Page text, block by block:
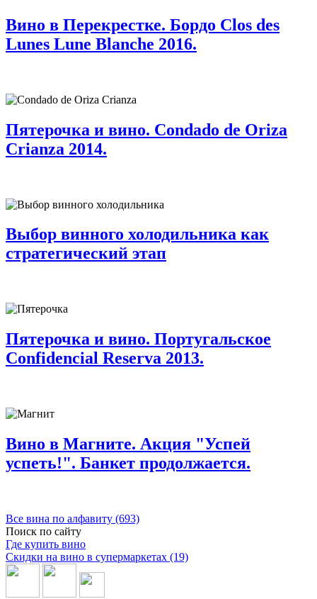
Вино в Перекрестке. Бордо Clos des
Lunes Lune Blanche 2016.
Пятерочка и вино. Condado de Oriza
Crianza 2014.
Выбор винного холодильника как
стратегический этап
Пятерочка и вино. Португальское
Confidencial Reserva 2013.
Вино в Магните. Акция "Успей
успеть!". Банкет продолжается.
Все вина по алфавиту (693)
Поиск по сайту
Где купить вино
Скидки на вино в супермаркетах (19)